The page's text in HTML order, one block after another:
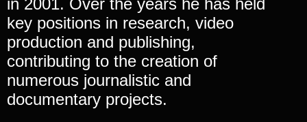
in 2001. Over the years he has held
key positions in research, video
production and publishing,
contributing to the creation of
numerous journalistic and
documentary projects.